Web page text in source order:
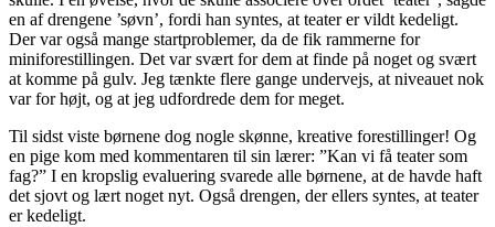
en af drengene ’søvn’, fordi han syntes, at teater er vildt kedeligt.
Der var også mange startproblemer, da de fik rammerne for
miniforestillingen. Det var svært for dem at finde på noget og svært
at komme på gulv. Jeg tænkte flere gange undervejs, at niveauet nok
var for højt, og at jeg udfordrede dem for meget.
Til sidst viste børnene dog nogle skønne, kreative forestillinger! Og
en pige kom med kommentaren til sin lærer: ”Kan vi få teater som
fag?” I en kropslig evaluering svarede alle børnene, at de havde haft
det sjovt og lært noget nyt. Også drengen, der ellers syntes, at teater
er kedeligt.